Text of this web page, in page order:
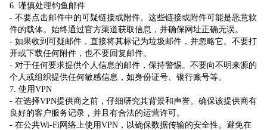
6. 谨慎处理钓鱼邮件
- 不要点击邮件中的可疑链接或附件。这些链接或附件可能是恶意软
件的载体。始终通过官方渠道获取信息，并确保网址正确无误。
- 如果收到可疑邮件，直接将其标记为垃圾邮件，并忽略它。不要打
开或下载任何附件，也不要回复邮件。
- 对于任何要求提供个人信息的邮件，保持警惕。不要向不明来源的
个人或组织提供任何敏感信息，如身份证号、银行账号等。
7. 使用VPN
- 在选择VPN提供商之前，仔细研究其背景和声誉。确保该提供商有
良好的客户服务记录，并且有合法的运营许可。
- 在公共Wi-Fi网络上使用VPN，以确保数据传输的安全性。避免在